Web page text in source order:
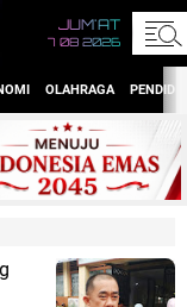
JUM'AT
7 08 2026
OLAHRAGA